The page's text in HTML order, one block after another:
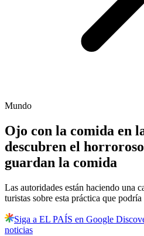
Mundo
Ojo con la comida en
descubren el
guardan la comida
Las autoridades están haciendo una
turistas sobre esta práctica que
Siga a EL PAÍS en Google
noticias